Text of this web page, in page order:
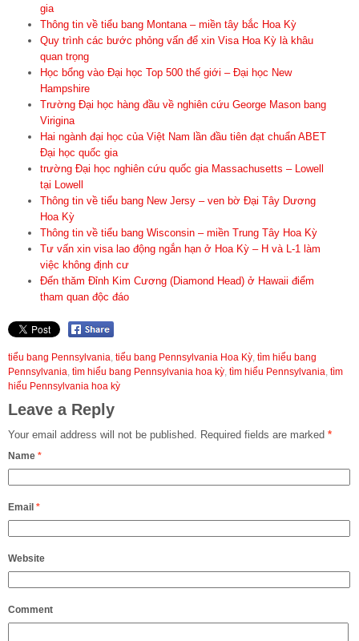
gia
Thông tin về tiểu bang Montana – miền tây bắc Hoa Kỳ
Quy trình các bước phỏng vấn để xin Visa Hoa Kỳ là khâu
quan trọng
Học bổng vào Đại học Top 500 thế giới – Đại học New
Hampshire
Trường Đại học hàng đầu về nghiên cứu George Mason bang
Virigina
Hai ngành đại học của Việt Nam lần đầu tiên đạt chuẩn ABET
Đại học quốc gia
trường Đại học nghiên cứu quốc gia Massachusetts – Lowell
tại Lowell
Thông tin về tiểu bang New Jersy – ven bờ Đại Tây Dương
Hoa Kỳ
Thông tin về tiểu bang Wisconsin – miền Trung Tây Hoa Kỳ
Tư vấn xin visa lao động ngắn hạn ở Hoa Kỳ – H và L-1 làm
việc không định cư
Đến thăm Đỉnh Kim Cương (Diamond Head) ở Hawaii điểm
tham quan độc đáo
tiểu bang Pennsylvania, tiểu bang Pennsylvania Hoa Kỳ, tìm hiểu bang
Pennsylvania, tìm hiểu bang Pennsylvania hoa kỳ, tìm hiểu Pennsylvania, tìm
hiểu Pennsylvania hoa kỳ
Leave a Reply
Your email address will not be published. Required fields are marked *
Name *
Email *
Website
Comment